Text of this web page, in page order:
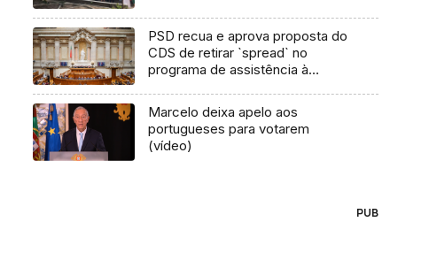
PSD recua e aprova proposta do
CDS de retirar `spread` no
programa de assistência à
Marcelo deixa apelo aos
portugueses para votarem
(vídeo)
PUB